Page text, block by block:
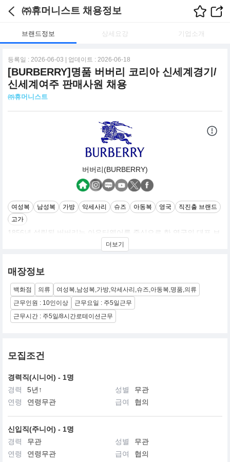
㈜휴머니스트 채용정보
브랜드정보 상세요강 기업소개
등록일 : 2026-06-03 | 업데이트 : 2026-06-18
[BURBERRY]명품 버버리 코리아 신세계경기/
신세계여주 판매사원 채용
㈜휴머니스트
버버리(BURBERRY)
여성복 남성복 가방 악세사리 슈즈 아동복 영국
직진출 브랜드
고가
1856년 설립된 버버리는 아우터웨어를 중심으로 한 영국의 대표 브
랜드로서 디지털을 통한 고급화 전략과 철저한 디자인 혁신, 품질과
전통의 아이콘 등을 통해 세대와 성별을 넘어 전세계적으로 브랜드
높이기 위해서는 존경 받는 회사가 되어야 하며 버버리의 도덕성과
창의적인 문화를 활용하여 계속해서 혁신하고 발전해야 한다는 믿
음을 가지고 있습니다. 버버리는 런던에 본사를 두고 있으며 디자인,
마케팅, 리테일을 중심으로 한 기업으로, 혁신적인 제품 디자인, 디
지털 마케팅 전략, 역동적인 리테일 전략으로 국제적인 명성을 얻고
있습니다.
https://kr.burberry.com/our-history/
더보기
매장정보
백화점 의류
여성복,남성복,가방,악세사리,슈즈,아동복,명품,의류
근무인원 : 10인이상
근무요일 : 주5일근무
근무시간 : 주5일/8시간로테이션근무
모집조건
경력직(시니어) - 1명
경력
5년↑ 성별
무관
연령
연령무관 급여 협의
신입직(주니어) - 1명
경력
무관 성별
무관
연령
연령무관 급여 협의